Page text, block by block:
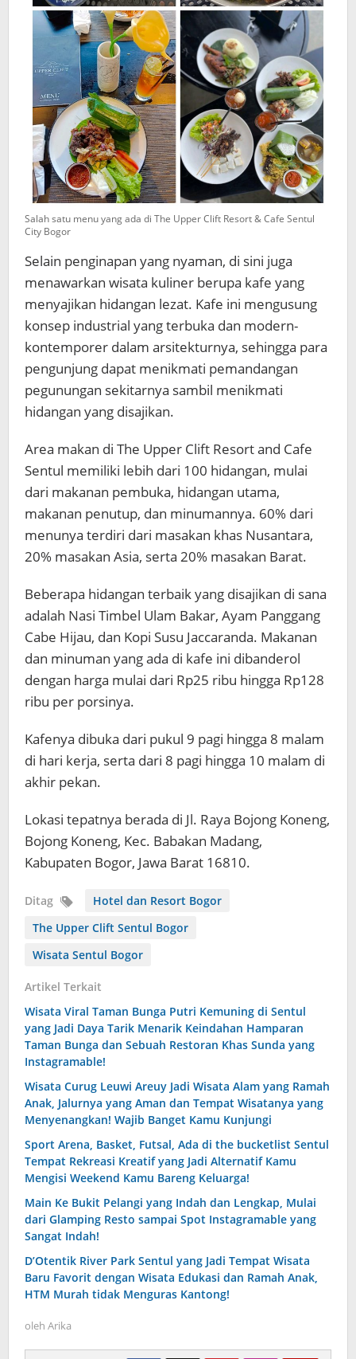
Salah satu menu yang ada di The Upper Clift Resort & Cafe Sentul
City Bogor
Selain penginapan yang nyaman, di sini juga
menawarkan wisata kuliner berupa kafe yang
menyajikan hidangan lezat. Kafe ini mengusung
konsep industrial yang terbuka dan modern-
kontemporer dalam arsitekturnya, sehingga para
pengunjung dapat menikmati pemandangan
pegunungan sekitarnya sambil menikmati
hidangan yang disajikan.
Area makan di The Upper Clift Resort and Cafe
Sentul memiliki lebih dari 100 hidangan, mulai
dari makanan pembuka, hidangan utama,
makanan penutup, dan minumannya. 60% dari
menunya terdiri dari masakan khas Nusantara,
20% masakan Asia, serta 20% masakan Barat.
Beberapa hidangan terbaik yang disajikan di sana
adalah Nasi Timbel Ulam Bakar, Ayam Panggang
Cabe Hijau, dan Kopi Susu Jaccaranda. Makanan
dan minuman yang ada di kafe ini dibanderol
dengan harga mulai dari Rp25 ribu hingga Rp128
ribu per porsinya.
Kafenya dibuka dari pukul 9 pagi hingga 8 malam
di hari kerja, serta dari 8 pagi hingga 10 malam di
akhir pekan.
Lokasi tepatnya berada di Jl. Raya Bojong Koneng,
Bojong Koneng, Kec. Babakan Madang,
Kabupaten Bogor, Jawa Barat 16810.
Ditag
Hotel dan Resort Bogor
The Upper Clift Sentul Bogor
Wisata Sentul Bogor
Artikel Terkait
Wisata Viral Taman Bunga Putri Kemuning di Sentul
yang Jadi Daya Tarik Menarik Keindahan Hamparan
Taman Bunga dan Sebuah Restoran Khas Sunda yang
Instagramable!
Wisata Curug Leuwi Areuy Jadi Wisata Alam yang Ramah
Anak, Jalurnya yang Aman dan Tempat Wisatanya yang
Menyenangkan! Wajib Banget Kamu Kunjungi
Sport Arena, Basket, Futsal, Ada di the bucketlist Sentul
Tempat Rekreasi Kreatif yang Jadi Alternatif Kamu
Mengisi Weekend Kamu Bareng Keluarga!
Main Ke Bukit Pelangi yang Indah dan Lengkap, Mulai
dari Glamping Resto sampai Spot Instagramable yang
Sangat Indah!
D’Otentik River Park Sentul yang Jadi Tempat Wisata
Baru Favorit dengan Wisata Edukasi dan Ramah Anak,
HTM Murah tidak Menguras Kantong!
oleh Arika